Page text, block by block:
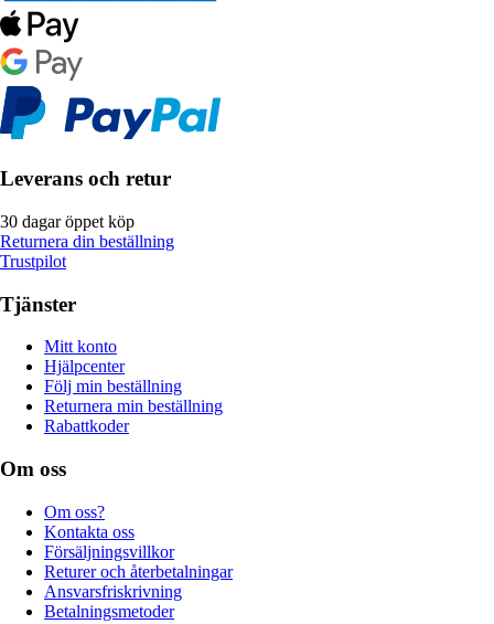
Leverans och retur
30 dagar öppet köp
Returnera din beställning
Trustpilot
Tjänster
Mitt konto
Hjälpcenter
Följ min beställning
Returnera min beställning
Rabattkoder
Om oss
Om oss?
Kontakta oss
Försäljningsvillkor
Returer och återbetalningar
Ansvarsfriskrivning
Betalningsmetoder